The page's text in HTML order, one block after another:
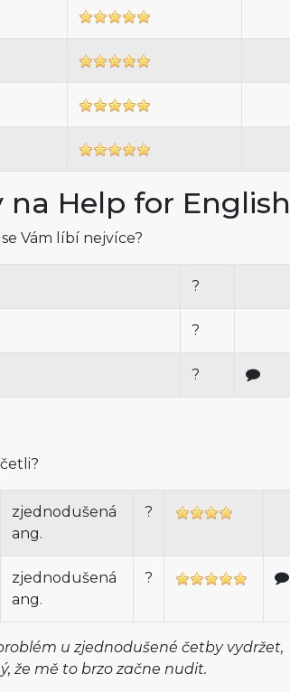
Help for English
Vám líbí nejvíce?
?
?
?
zjednodušená
ang.
?
zjednodušená
ang.
?
u zjednodušené četby vydržet,
že mě to brzo začne nudit.